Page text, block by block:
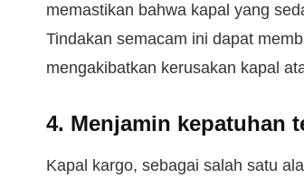
memastikan bahwa kapal yang
Tindakan semacam ini dapat
mengakibatkan kerusakan kapal
4. Menjamin kepatuhan
Kapal kargo, sebagai salah satu